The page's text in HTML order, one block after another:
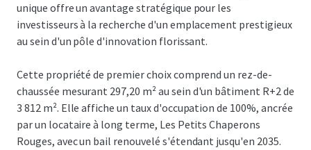
unique offre un avantage stratégique pour les
investisseurs à la recherche d'un emplacement prestigieux
au sein d'un pôle d'innovation florissant.
Cette propriété de premier choix comprend un rez-de-
chaussée mesurant 297,20 m² au sein d'un bâtiment R+2 de
3 812 m². Elle affiche un taux d'occupation de 100%, ancrée
par un locataire à long terme, Les Petits Chaperons
Rouges, avec un bail renouvelé s'étendant jusqu'en 2035.